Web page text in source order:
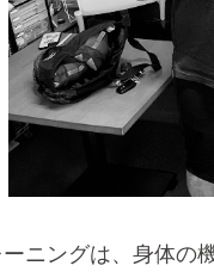
ニングは、身体の